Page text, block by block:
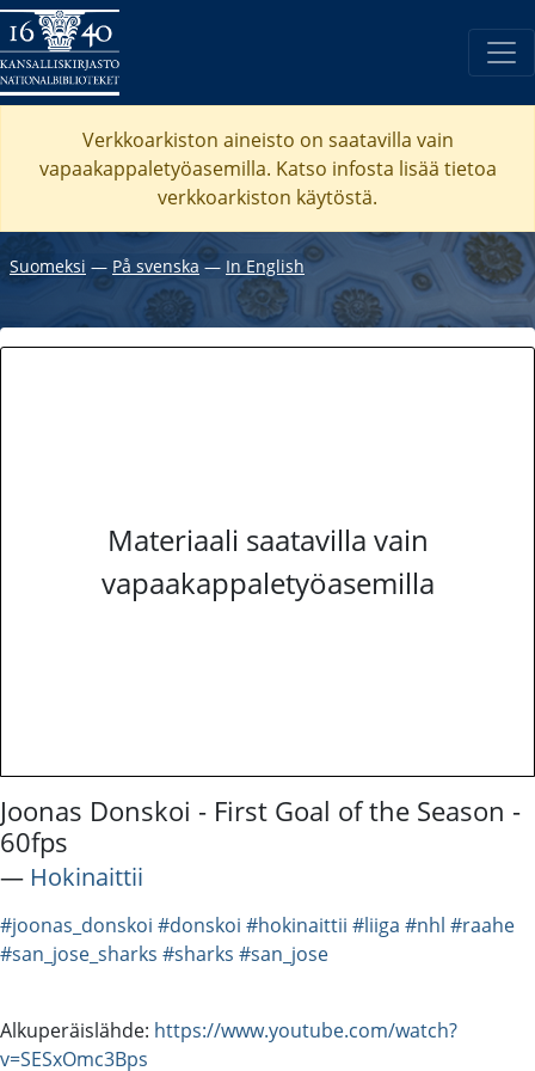
Verkkoarkiston aineisto on saatavilla vain
vapaakappaletyöasemilla. Katso infosta lisää tietoa
verkkoarkiston käytöstä.
Suomeksi ― På svenska― In English
Materiaali saatavilla vain
vapaakappaletyöasemilla
Joonas Donskoi - First Goal of the Season -
60fps
― Hokinaittii
#joonas_donskoi #donskoi #hokinaittii #liiga #nhl #raahe
#san_jose_sharks #sharks #san_jose
Alkuperäislähde: https://www.youtube.com/watch?
v=SESxOmc3Bps